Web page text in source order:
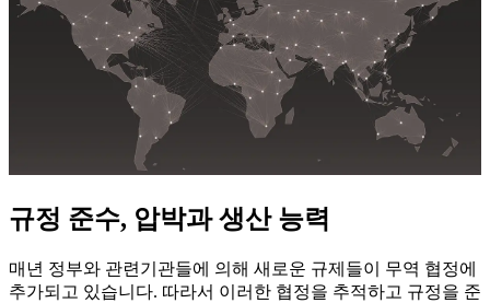
규정 준수, 압박과 생산 능력
매년 정부와 관련기관들에 의해 새로운 규제들이 무역 협정에
추가되고 있습니다. 따라서 이러한 협정을 추적하고 규정을 준